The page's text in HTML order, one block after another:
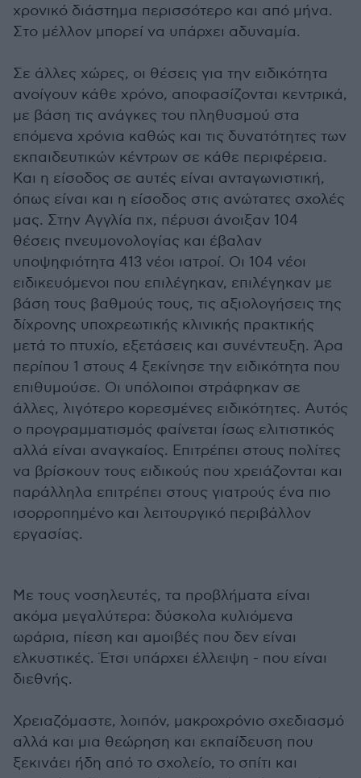
χρονικό διάστημα περισσότερο και από μήνα.
Στο μέλλον μπορεί να υπάρχει αδυναμία.
Σε άλλες χώρες, οι θέσεις για την ειδικότητα
ανοίγουν κάθε χρόνο, αποφασίζονται κεντρικά,
με βάση τις ανάγκες του πληθυσμού στα
επόμενα χρόνια καθώς και τις δυνατότητες των
εκπαιδευτικών κέντρων σε κάθε περιφέρεια.
Και η είσοδος σε αυτές είναι ανταγωνιστική,
όπως είναι και η είσοδος στις ανώτατες σχολές
μας. Στην Αγγλία πχ, πέρυσι άνοιξαν 104
θέσεις πνευμονολογίας και έβαλαν
υποψηφιότητα 413 νέοι ιατροί. Οι 104 νέοι
ειδικευόμενοι που επιλέγηκαν, επιλέγηκαν με
βάση τους βαθμούς τους, τις αξιολογήσεις της
δίχρονης υποχρεωτικής κλινικής πρακτικής
μετά το πτυχίο, εξετάσεις και συνέντευξη. Άρα
περίπου 1 στους 4 ξεκίνησε την ειδικότητα που
επιθυμούσε. Οι υπόλοιποι στράφηκαν σε
άλλες, λιγότερο κορεσμένες ειδικότητες. Αυτός
ο προγραμματισμός φαίνεται ίσως ελιτιστικός
αλλά είναι αναγκαίος. Επιτρέπει στους πολίτες
να βρίσκουν τους ειδικούς που χρειάζονται και
παράλληλα επιτρέπει στους γιατρούς ένα πιο
ισορροπημένο και λειτουργικό περιβάλλον
εργασίας.
Με τους νοσηλευτές, τα προβλήματα είναι
ακόμα μεγαλύτερα: δύσκολα κυλιόμενα
ωράρια, πίεση και αμοιβές που δεν είναι
ελκυστικές. Έτσι υπάρχει έλλειψη - που είναι
διεθνής.
Χρειαζόμαστε, λοιπόν, μακροχρόνιο σχεδιασμό
αλλά και μια θεώρηση και εκπαίδευση που
ξεκινάει ήδη από το σχολείο, το σπίτι και